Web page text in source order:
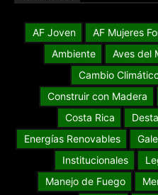
AF Joven AF Mujeres
Ambiente
Aves del
Cambio
Construir con Madera
Costa Rica
Energías Renovables
Institucionales
Manejo de Fuego